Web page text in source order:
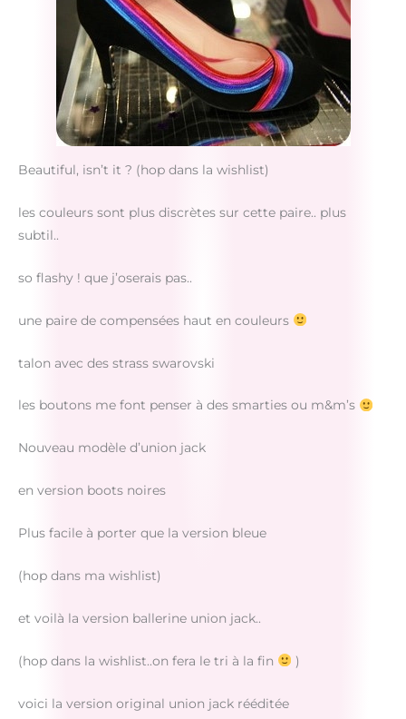
Beautiful, isn’t it ? (hop dans la wishlist)
les couleurs sont plus discrètes sur cette paire.. plus
subtil..
so flashy ! que j’oserais pas..
une paire de compensées haut en couleurs
talon avec des strass swarovski
les boutons me font penser à des smarties ou m&m’s
Nouveau modèle d’union jack
en version boots noires
Plus facile à porter que la version bleue
(hop dans ma wishlist)
et voilà la version ballerine union jack..
(hop dans la wishlist..on fera le tri à la fin )
voici la version original union jack rééditée